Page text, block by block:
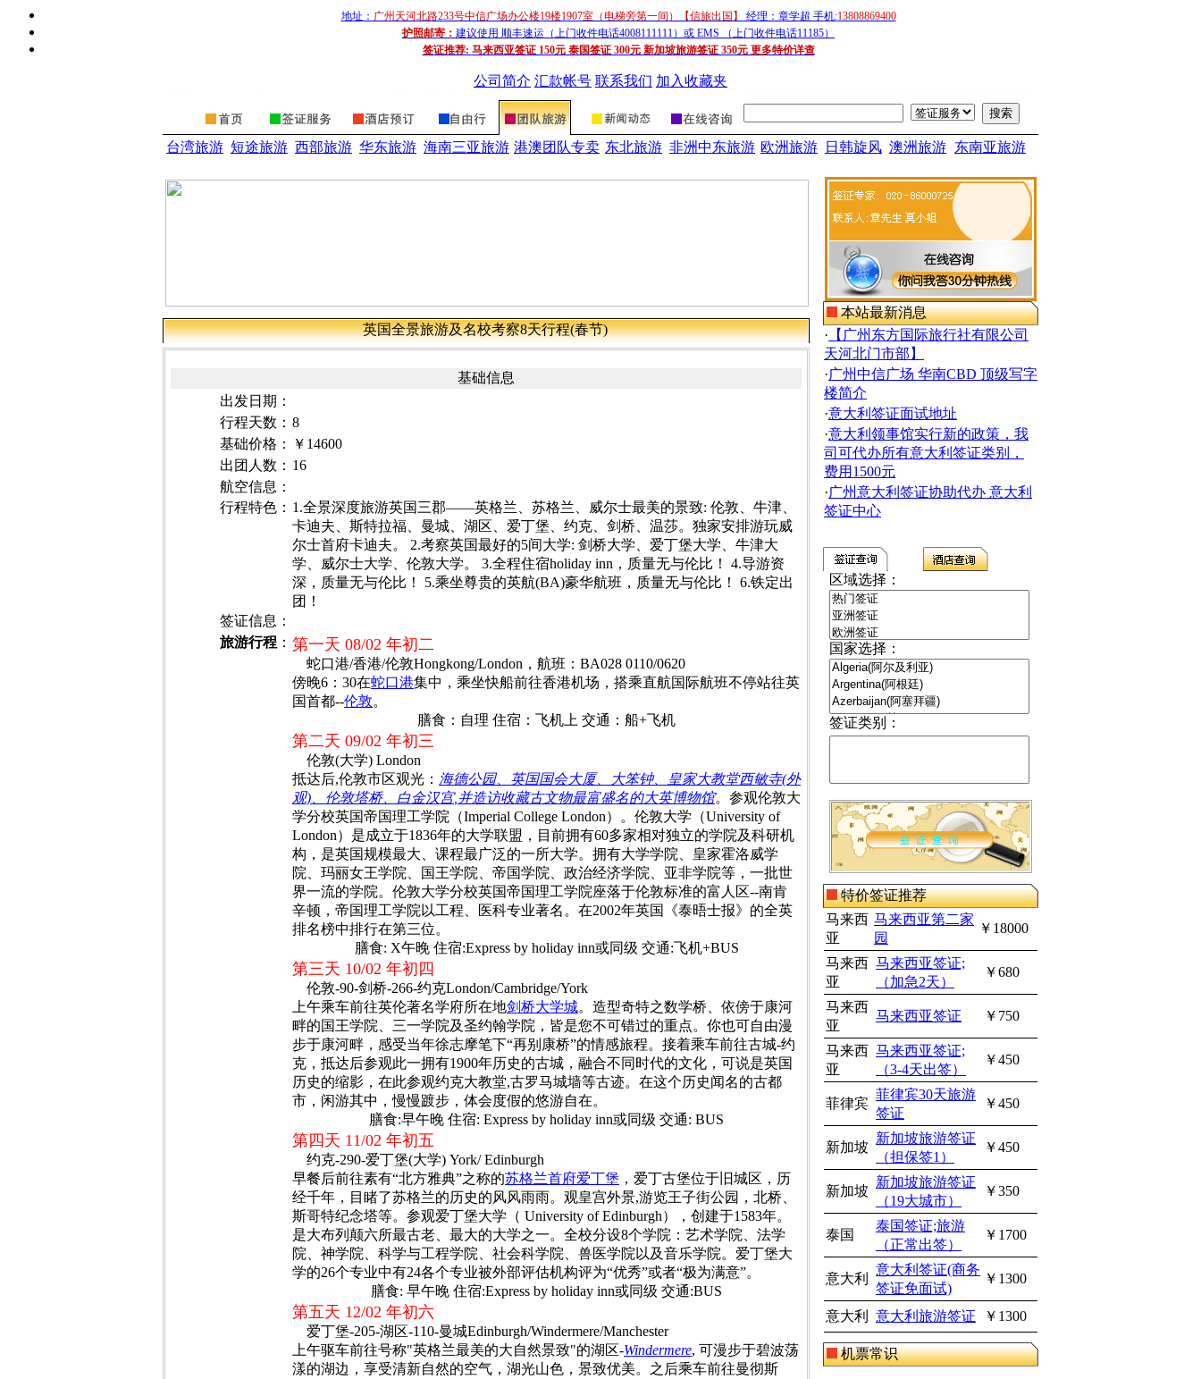
地址： 广州天河北路233号中信广场办公楼19楼1907室（电梯旁第一间）【信旅出国】 经理：章学超 手机:13808869400
护照邮寄： 建议使用 顺丰速运（上门收件电话4008111111）或 EMS （上门收件电话11185）
签证推荐: 马来西亚签证 150元 泰国签证 300元 新加坡旅游签证 350元 更多特价详查
公司简介 汇款帐号 联系我们 加入收藏夹
台湾旅游 短途旅游 西部旅游 华东旅游 海南三亚旅游 港澳团队专卖 东北旅游 非洲中东旅游 欧洲旅游 日韩旋风 澳洲旅游 东南亚旅游
英国全景旅游及名校考察8天行程(春节)
基础信息
出发日期 ：
行程天数： 8
基础价格 ：
￥14600
出团人数 ： 16
航空信息：
行程特色： 1.全景深度旅游英国三郡——英格兰、苏格兰、威尔士最美的景致: 伦敦、牛津、
卡迪夫、斯特拉福、曼城、湖区、爱丁堡、约克、剑桥、温莎。独家安排游玩威
尔士首府卡迪夫。 2.考察英国最好的5间大学: 剑桥大学、爱丁堡大学、牛津大
学、威尔士大学、伦敦大学。 3.全程住宿holiday inn，质量无与伦比！ 4.导游资
深，质量无与伦比！ 5.乘坐尊贵的英航(BA)豪华航班，质量无与伦比！ 6.铁定出
团！
签证信息：
旅游行程 ： 第一天 08/02 年初二
蛇口港/香港/伦敦Hongkong/London，航班：BA028 0110/0620
傍晚6：30在蛇口港集中，乘坐快船前往香港机场，搭乘直航国际航班不停站往英
国首都--伦敦。
膳食：自理 住宿：飞机上 交通：船+飞机
第二天 09/02 年初三
伦敦(大学) London
抵达后,伦敦市区观光： 海德公园、英国国会大厦、大笨钟、皇家大教堂西敏寺(外
观)、伦敦塔桥、白金汉宫,并造访收藏古文物最富盛名的大英博物馆。参观伦敦大
学分校英国帝国理工学院（Imperial College London）。伦敦大学（University of
London）是成立于1836年的大学联盟，目前拥有60多家相对独立的学院及科研机
构，是英国规模最大、课程最广泛的一所大学。拥有大学学院、皇家霍洛威学
院、玛丽女王学院、国王学院、帝国学院、政治经济学院、亚非学院等，一批世
界一流的学院。伦敦大学分校英国帝国理工学院座落于伦敦标准的富人区--南肯
辛顿，帝国理工学院以工程、医科专业著名。在2002年英国《泰晤士报》的全英
排名榜中排行在第三位。
膳食: X午晚 住宿:Express by holiday inn或同级 交通:飞机+BUS
第三天 10/02 年初四
伦敦-90-剑桥-266-约克London/Cambridge/York
上午乘车前往英伦著名学府所在地剑桥大学城。造型奇特之数学桥、依傍于康河
畔的国王学院、三一学院及圣约翰学院，皆是您不可错过的重点。你也可自由漫
步于康河畔，感受当年徐志摩笔下“再别康桥”的情感旅程。接着乘车前往古城-约
克，抵达后参观此一拥有1900年历史的古城，融合不同时代的文化，可说是英国
历史的缩影，在此参观约克大教堂,古罗马城墙等古迹。在这个历史闻名的古都
市，闲游其中，慢慢踱步，体会度假的悠游自在。
膳食:早午晚 住宿: Express by holiday inn或同级 交通: BUS
第四天 11/02 年初五
约克-290-爱丁堡(大学) York/ Edinburgh
早餐后前往素有“北方雅典”之称的苏格兰首府爱丁堡 ，爱丁古堡位于旧城区，历
经千年，目睹了苏格兰的历史的风风雨雨。观皇宫外景,游览王子街公园，北桥、
斯哥特纪念塔等。参观爱丁堡大学（ University of Edinburgh），创建于1583年。
是大布列颠六所最古老、最大的大学之一。全校分设8个学院：艺术学院、法学
院、神学院、科学与工程学院、社会科学院、兽医学院以及音乐学院。爱丁堡大
学的26个专业中有24各个专业被外部评估机构评为“优秀”或者“极为满意”。
膳食: 早午晚 住宿:Express by holiday inn或同级 交通:BUS
第五天 12/02 年初六
爱丁堡-205-湖区-110-曼城Edinburgh/Windermere/Manchester
上午驱车前往号称"英格兰最美的大自然景致"的湖区-Windermere, 可漫步于碧波荡
漾的湖边，享受清新自然的空气，湖光山色，景致优美。之后乘车前往曼彻斯
本站最新消息
· 【广州东方国际旅行社有限公司
天河北门市部】
·广州中信广场 华南CBD 顶级写字
楼简介
·意大利签证面试地址
·意大利领事馆实行新的政策，我
司可代办所有意大利签证类别，
费用1500元
·广州意大利签证协助代办 意大利
签证中心
区域选择：
国家选择：
签证类别：
特价签证推荐
马来西
亚
马来西亚第二家
园
￥18000
马来西
亚
马来西亚签证;
（加急2天）
￥680
马来西
亚
马来西亚签证 ￥750
马来西
亚
马来西亚签证;
（3-4天出签）
￥450
菲律宾
菲律宾30天旅游
签证
￥450
新加坡
新加坡旅游签证
（担保签1）
￥450
新加坡
新加坡旅游签证
（19大城市）
￥350
泰国
泰国签证;旅游
（正常出签）
￥1700
意大利
意大利签证(商务
签证免面试)
￥1300
意大利 意大利旅游签证 ￥1300
机票常识